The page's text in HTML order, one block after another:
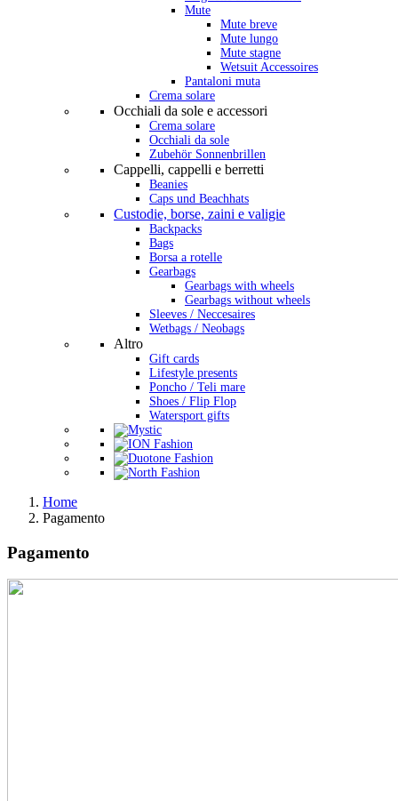
Mute
Mute breve
Mute lungo
Mute stagne
Wetsuit Accessoires
Pantaloni muta
Crema solare
Occhiali da sole e accessori
Crema solare
Occhiali da sole
Zubehör Sonnenbrillen
Cappelli, cappelli e berretti
Beanies
Caps und Beachhats
Custodie, borse, zaini e valigie
Backpacks
Bags
Borsa a rotelle
Gearbags
Gearbags with wheels
Gearbags without wheels
Sleeves / Neccesaires
Wetbags / Neobags
Altro
Gift cards
Lifestyle presents
Poncho / Teli mare
Shoes / Flip Flop
Watersport gifts
Home
Pagamento
Pagamento